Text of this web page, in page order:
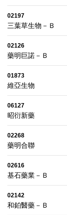
02197
三葉草生物－Ｂ
02126
藥明巨諾－Ｂ
01873
維亞生物
06127
昭衍新藥
02268
藥明合聯
02616
基石藥業－Ｂ
02142
和鉑醫藥－Ｂ